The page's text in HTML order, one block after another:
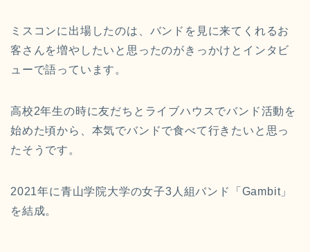
ミスコンに出場したのは、バンドを見に来てくれるお
客さんを増やしたいと思ったのがきっかけとインタビ
ューで語っています。
高校2年生の時に友だちとライブハウスでバンド活動を
始めた頃から、本気でバンドで食べて行きたいと思っ
たそうです。
2021年に青山学院大学の女子3人組バンド「Gambit」
を結成。